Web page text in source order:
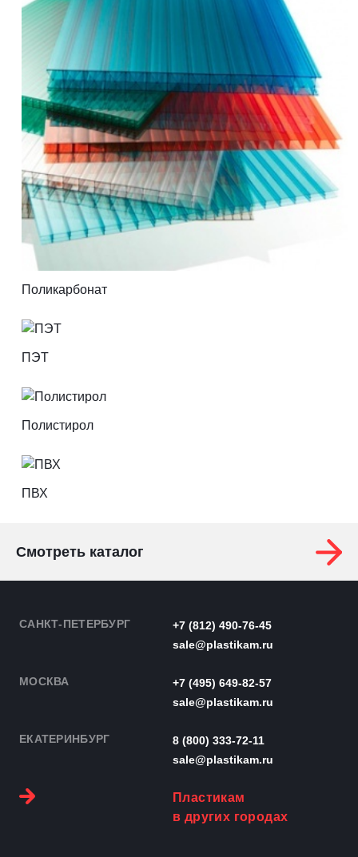
Поликарбонат
ПЭТ
Полистирол
ПВХ
Смотреть каталог
САНКТ-ПЕТЕРБУРГ
+7 (812) 490-76-45
sale@plastikam.ru
МОСКВА
+7 (495) 649-82-57
sale@plastikam.ru
ЕКАТЕРИНБУРГ
8 (800) 333-72-11
sale@plastikam.ru
Пластикам
в других городах